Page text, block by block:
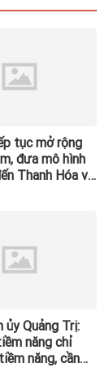
tục mở rộng
đưa mô hình
Thanh Hóa và
ủy Quảng Trị:
năng chỉ
năng, cần